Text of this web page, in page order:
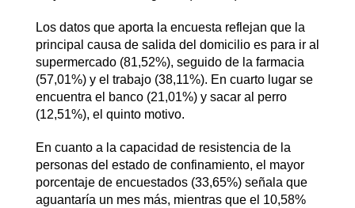
Los datos que aporta la encuesta reflejan que la
principal causa de salida del domicilio es para ir al
supermercado (81,52%), seguido de la farmacia
(57,01%) y el trabajo (38,11%). En cuarto lugar se
encuentra el banco (21,01%) y sacar al perro
(12,51%), el quinto motivo.
En cuanto a la capacidad de resistencia de la
personas del estado de confinamiento, el mayor
porcentaje de encuestados (33,65%) señala que
aguantaría un mes más, mientras que el 10,58%